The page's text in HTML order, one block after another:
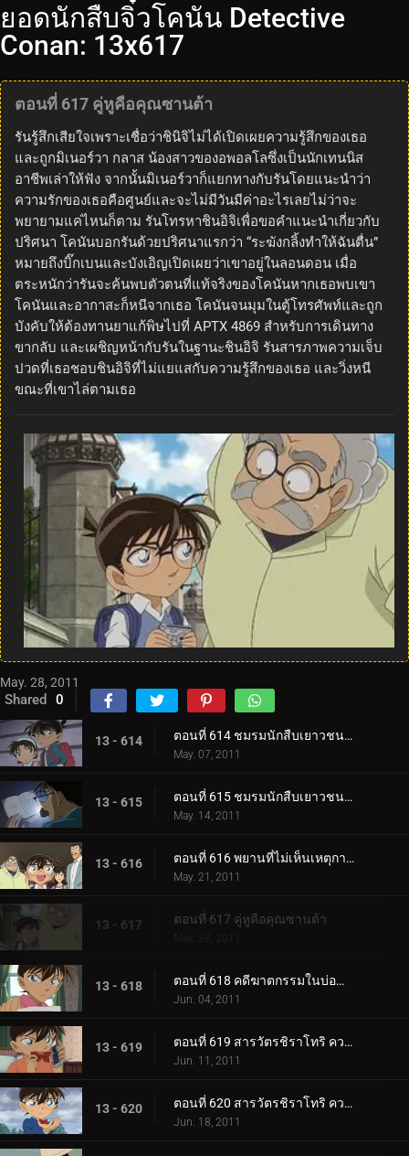
ยอดนักสืบจิ๋วโคนัน Detective
Conan: 13x617
ตอนที่ 617 คู่หูคือคุณซานต้า
รันรู้สึกเสียใจเพราะเชื่อว่าชินิจิไม่ได้เปิดเผยความรู้สึกของเธอ
และถูกมิเนอร์วา กลาส น้องสาวของอพอลโลซึ่งเป็นนักเทนนิส
อาชีพเล่าให้ฟัง จากนั้นมิเนอร์วาก็แยกทางกับรันโดยแนะนำว่า
ความรักของเธอคือศูนย์และจะไม่มีวันมีค่าอะไรเลยไม่ว่าจะ
พยายามแค่ไหนก็ตาม รันโทรหาชินอิจิเพื่อขอคำแนะนำเกี่ยวกับ
ปริศนา โคนันบอกรันด้วยปริศนาแรกว่า “ระฆังกลิ้งทำให้ฉันตื่น”
หมายถึงบิ๊กเบนและบังเอิญเปิดเผยว่าเขาอยู่ในลอนดอน เมื่อ
ตระหนักว่ารันจะค้นพบตัวตนที่แท้จริงของโคนันหากเธอพบเขา
โคนันและอากาสะก็หนีจากเธอ โคนันจนมุมในตู้โทรศัพท์และถูก
บังคับให้ต้องทานยาแก้พิษไปที่ APTX 4869 สำหรับการเดินทาง
ขากลับ และเผชิญหน้ากับรันในฐานะชินอิจิ รันสารภาพความเจ็บ
ปวดที่เธอชอบชินอิจิที่ไม่แยแสกับความรู้สึกของเธอ และวิ่งหนี
ขณะที่เขาไล่ตามเธอ
May. 28, 2011
Shared 0
13 - 614 ตอนที่ 614 ชมรมนักสืบเยาวชน ปะทะ โจรปล้นธนาคาร (ตอน 1)
May. 07, 2011
13 - 615 ตอนที่ 615 ชมรมนักสืบเยาวชน ปะทะ โจรปล้นธนาคาร (ตอน 2)
May. 14, 2011
13 - 616 ตอนที่ 616 พยานที่ไม่เห็นเหตุการณ์
May. 21, 2011
13 - 617 ตอนที่ 617 คู่หูคือคุณซานต้า
May. 28, 2011
13 - 618 ตอนที่ 618 คดีฆาตกรรมในบ่อน้ำแร่กลางแจ้ง
Jun. 04, 2011
13 - 619 ตอนที่ 619 สารวัตรชิราโทริ ความทรงจำของกลีบดอกซากุระ (ตอน 1)
Jun. 11, 2011
13 - 620 ตอนที่ 620 สารวัตรชิราโทริ ความทรงจำของกลีบดอกซากุระ (ตอน 2)
Jun. 18, 2011